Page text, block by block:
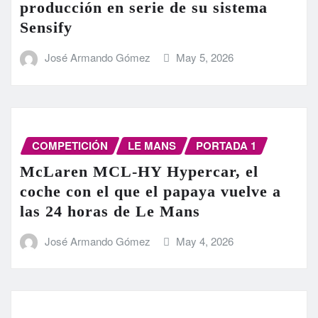
producción en serie de su sistema
Sensify
José Armando Gómez May 5, 2026
COMPETICIÓN LE MANS PORTADA 1
McLaren MCL-HY Hypercar, el
coche con el que el papaya vuelve a
las 24 horas de Le Mans
José Armando Gómez May 4, 2026